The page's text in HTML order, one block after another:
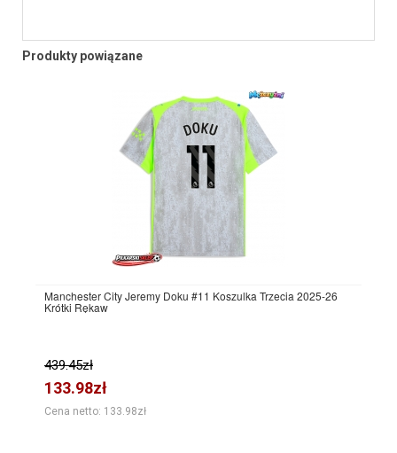
Produkty powiązane
Manchester City Jeremy Doku #11 Koszulka Trzecia 2025-26
Krótki Rękaw
439.45zł
133.98zł
Cena netto: 133.98zł